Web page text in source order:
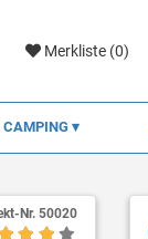
Merkliste (0)
CAMPING
Nr. 50020